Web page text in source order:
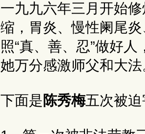
一九九六年三月开始
缩，胃炎、慢性阑尾
照“真、善、忍”做好
她万分感激师父和大
下面是陈秀梅五次被